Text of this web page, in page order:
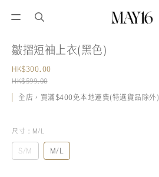
皺摺短袖上衣(黑色)
HK$300.00
HK$599.00
全店，買滿$400免本地運費(特選貨品除外)
尺寸 : M/L
S/M M/L